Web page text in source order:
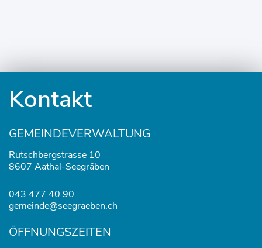
Kontakt
GEMEINDEVERWALTUNG
Rutschbergstrasse 10
8607 Aathal-Seegräben
043 477 40 90
gemeinde@seegraeben.ch
ÖFFNUNGSZEITEN